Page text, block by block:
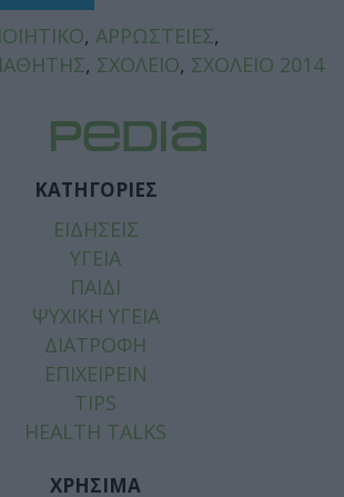
, ΑΡΡΩΣΤΕΙΕΣ,
, ΣΧΟΛΕΙΟ, ΣΧΟΛΕΙΟ 2014
ΚΑΤΗΓΟΡΙΕΣ
ΕΙΔΗΣΕΙΣ
ΥΓΕΙΑ
ΠΑΙΔΙ
ΨΥΧΙΚΗ ΥΓΕΙΑ
ΔΙΑΤΡΟΦΗ
ΕΠΙΧΕΙΡΕΙΝ
TIPS
HEALTH TALKS
ΧΡΗΣΙΜΑ